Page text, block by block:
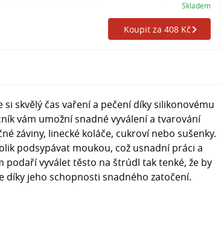
Skladem
Koupit za 408 Kč
skvělý čas vaření a pečení díky silikonovému
vám umožní snadné vyválení a tvarování
záviny, linecké koláče, cukroví nebo sušenky.
podsypávat moukou, což usnadní práci a
podaří vyválet těsto na štrúdl tak tenké, že by
jeho schopnosti snadného zatočení.